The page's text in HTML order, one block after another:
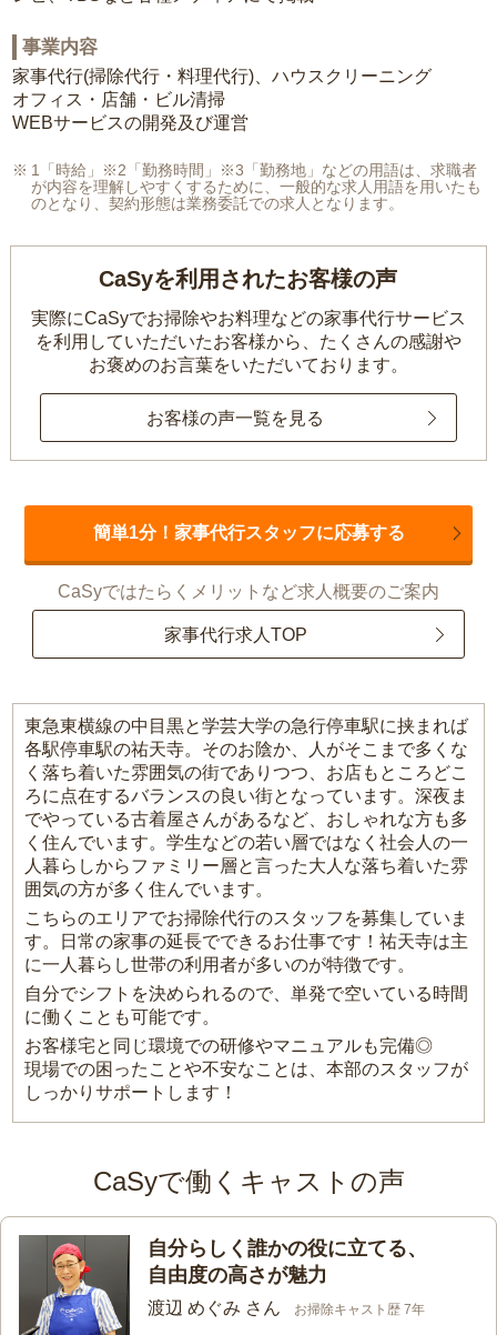
事業内容
家事代行(掃除代行・料理代行)、ハウスクリーニング
オフィス・店舗・ビル清掃
WEBサービスの開発及び運営
1「時給」※2「勤務時間」※3「勤務地」などの用語は、求職者
が内容を理解しやすくするために、一般的な求人用語を用いたも
のとなり、契約形態は業務委託での求人となります。
CaSyを利用されたお客様の声
実際にCaSyでお掃除やお料理などの家事代行サービス
を利用していただいたお客様から、 たくさんの感謝や
お褒めのお言葉をいただいております。
お客様の声一覧を見る
簡単1分！家事代行スタッフに応募する
CaSyではたらくメリットなど求人概要のご案内
家事代行求人TOP
東急東横線の中目黒と学芸大学の急行停車駅に挟まれば
各駅停車駅の祐天寺。そのお陰か、人がそこまで多くな
く落ち着いた雰囲気の街でありつつ、お店もところどこ
ろに点在するバランスの良い街となっています。深夜ま
でやっている古着屋さんがあるなど、おしゃれな方も多
く住んでいます。学生などの若い層ではなく社会人の一
人暮らしからファミリー層と言った大人な落ち着いた雰
囲気の方が多く住んでいます。
こちらのエリアでお掃除代行のスタッフを募集していま
す。日常の家事の延長でできるお仕事です！祐天寺は主
に一人暮らし世帯の利用者が多いのが特徴です。
自分でシフトを決められるので、単発で空いている時間
に働くことも可能です。
お客様宅と同じ環境での研修やマニュアルも完備◎
現場での困ったことや不安なことは、本部のスタッフが
しっかりサポートします！
CaSyで働くキャストの声
自分らしく誰かの役に立てる、
自由度の高さが魅力
渡辺 めぐみ さん お掃除キャスト歴 7年